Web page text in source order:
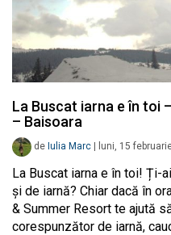
La Buscat iarna e în toi
– Baisoara
de Iulia Marc luni, 15
La Buscat iarna e în toi! Ți-
și de iarnă? Chiar dacă în
& Summer Resort te ajută
corespunzător de iarnă,